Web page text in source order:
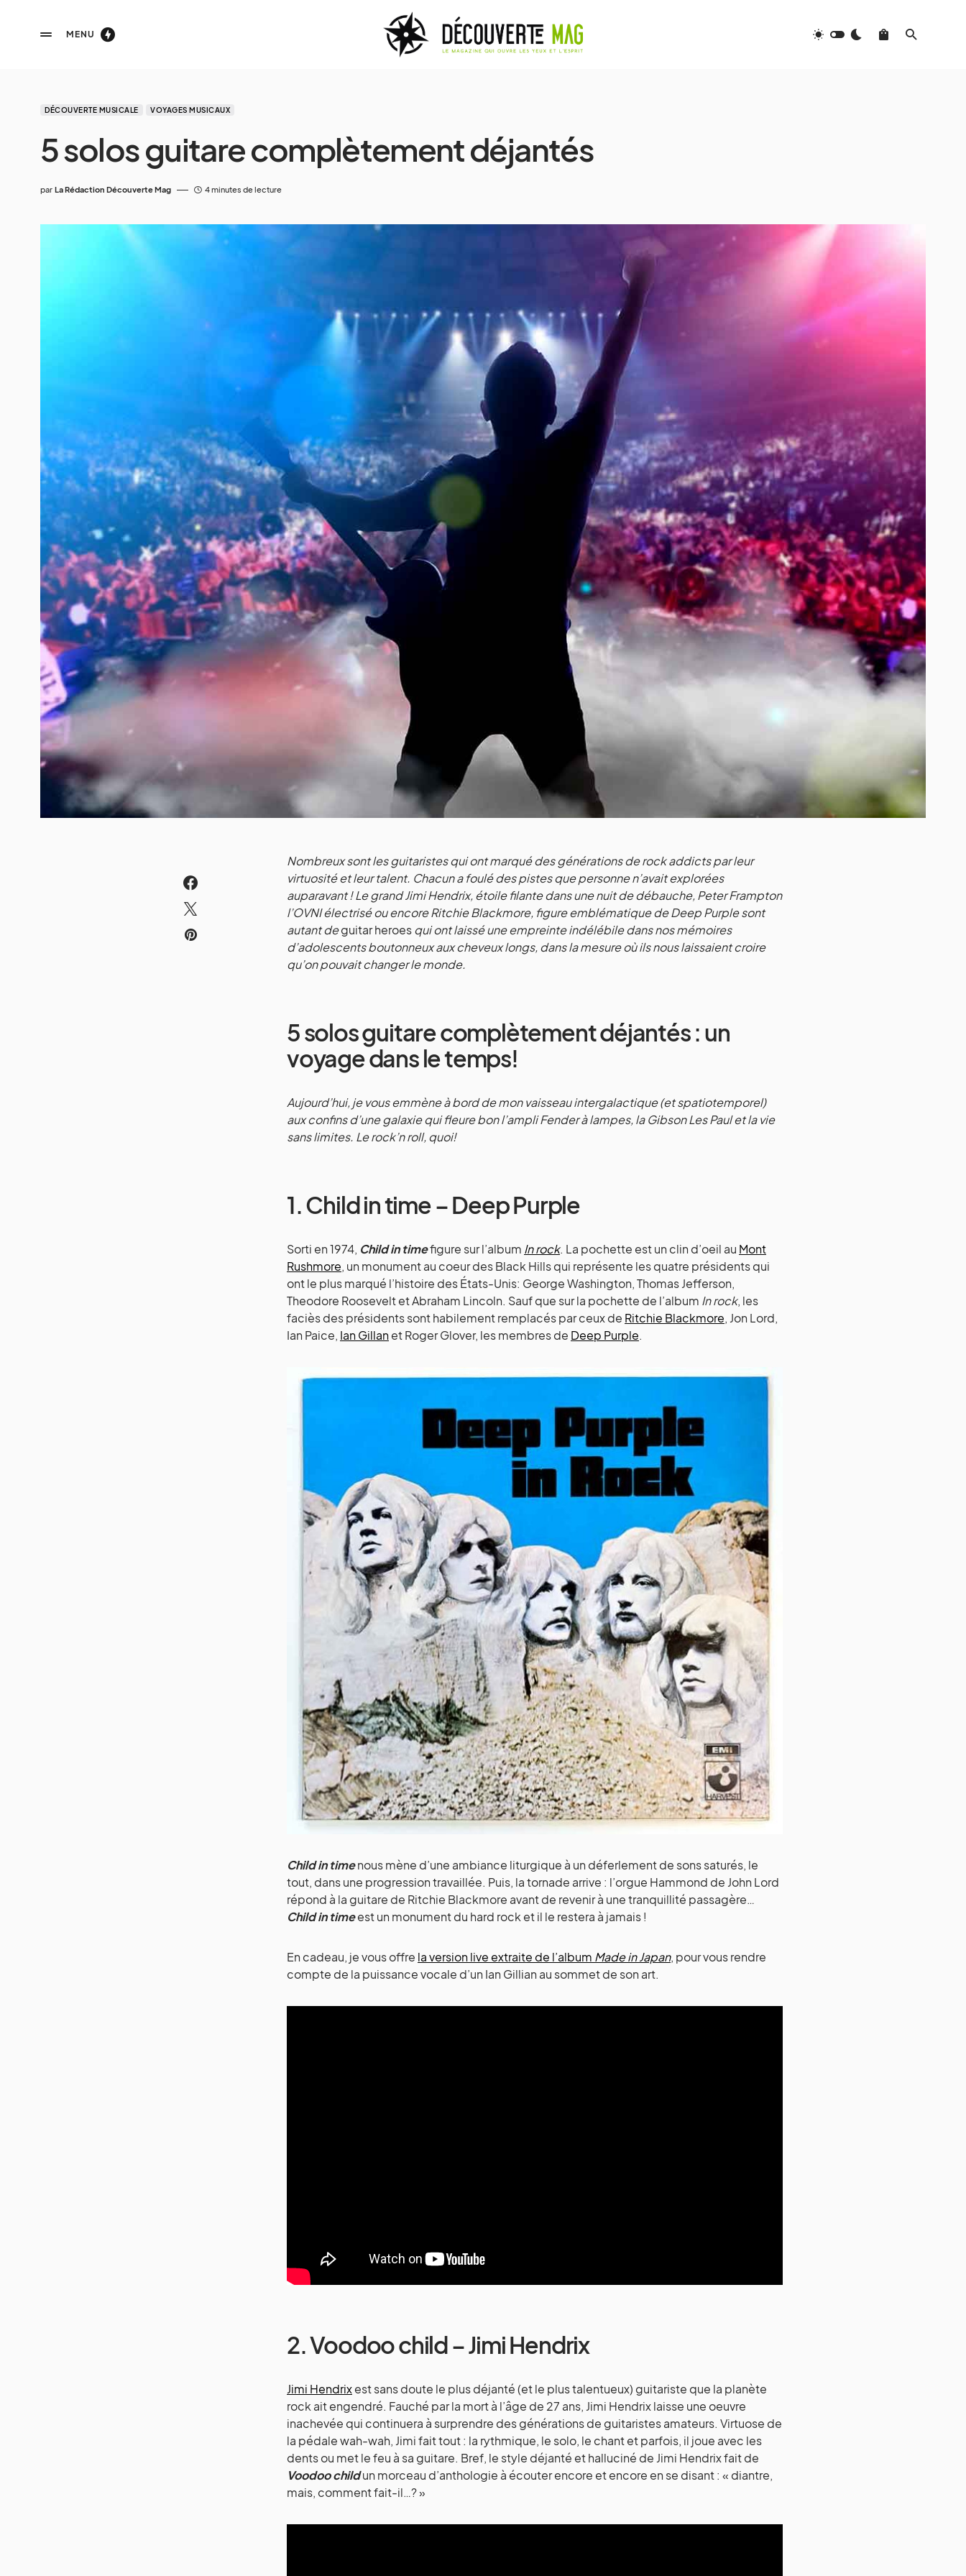
MENU
DÉCOUVERTE MUSICALE VOYAGES MUSICAUX
5 solos guitare complètement déjantés
par La Rédaction Découverte Mag 4 minutes de lecture
Nombreux sont les guitaristes qui ont marqué des générations de rock addicts par leur
virtuosité et leur talent. Chacun a foulé des pistes que personne n’avait explorées
auparavant ! Le grand Jimi Hendrix, étoile filante dans une nuit de débauche, Peter Frampton
l’OVNI électrisé ou encore Ritchie Blackmore, figure emblématique de Deep Purple sont
autant deguitar heroesqui ont laissé une empreinte indélébile dans nos mémoires
d’adolescents boutonneux aux cheveux longs, dans la mesure où ils nous laissaient croire
qu’on pouvait changer le monde.
5 solos guitare complètement déjantés : un
voyage dans le temps!
Aujourd’hui, je vous emmène à bord de mon vaisseau intergalactique (et spatiotemporel)
aux confins d’une galaxie qui fleure bon l’ampli Fender à lampes, la Gibson Les Paul et la vie
sans limites. Le rock’n roll, quoi!
1. Child in time – Deep Purple
Sorti en 1974, Child in timefigure sur l’album In rock. La pochette est un clin d’oeil au Mont
Rushmore, un monument au coeur des Black Hills qui représente les quatre présidents qui
ont le plus marqué l’histoire des États-Unis: George Washington, Thomas Jefferson,
Theodore Roosevelt et Abraham Lincoln. Sauf que sur la pochette de l’album In rock, les
faciès des présidents sont habilement remplacés par ceux de Ritchie Blackmore, Jon Lord,
Ian Paice, Ian Gillanet Roger Glover, les membres de Deep Purple.
Child in timenous mène d’une ambiance liturgique à un déferlement de sons saturés, le
tout, dans une progression travaillée. Puis, la tornade arrive : l’orgue Hammond de John Lord
répond à la guitare de Ritchie Blackmore avant de revenir à une tranquillité passagère…
Child in timeest un monument du hard rock et il le restera à jamais !
En cadeau, je vous offre la version live extraite de l’album Made in Japan, pour vous rendre
compte de la puissance vocale d’un Ian Gillian au sommet de son art.
2. Voodoo child – Jimi Hendrix
Jimi Hendrixest sans doute le plus déjanté (et le plus talentueux) guitariste que la planète
rock ait engendré. Fauché par la mort à l’âge de 27 ans, Jimi Hendrix laisse une oeuvre
inachevée qui continuera à surprendre des générations de guitaristes amateurs. Virtuose de
la pédale wah-wah, Jimi fait tout : la rythmique, le solo, le chant et parfois, il joue avec les
dents ou met le feu à sa guitare. Bref, le style déjanté et halluciné de Jimi Hendrix fait de
Voodoo childun morceau d’anthologie à écouter encore et encore en se disant : « diantre,
mais, comment fait-il…? »